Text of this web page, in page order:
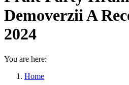
Demoverzii A
2024
You are here:
Home